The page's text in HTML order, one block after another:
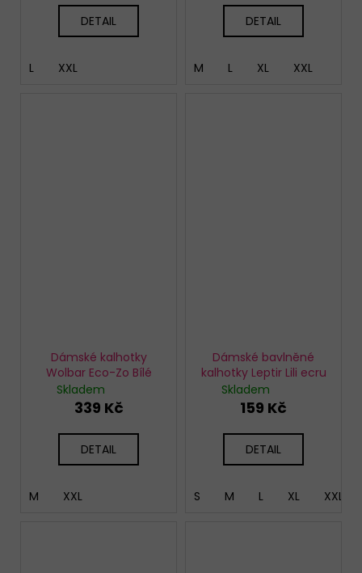
DETAIL
L XXL
DETAIL
M L XL XXL
Dámské kalhotky
Wolbar Eco-Zo Bílé
Skladem
339 Kč
DETAIL
M XXL
Dámské bavlněné
kalhotky Leptir Lili ecru
Skladem
159 Kč
DETAIL
S M L XL XXL